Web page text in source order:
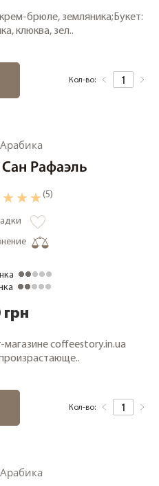
брюле, земляника;Букет:
клюква, зел..
Кол-во:
Рафаэль
(5)
грн
магазине coffeestory.in.ua
Кол-во: